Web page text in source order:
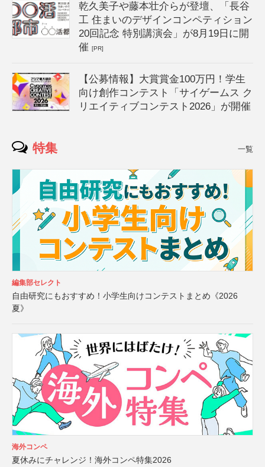
乾久美子や藤本壮介らが登壇、「長谷
工 住まいのデザインコンペティション
20回記念 特別講演会」が8月19日に開
催[PR]
【公募情報】大賞賞金100万円！学生
向け創作コンテスト「サイゲームス ク
リエイティブコンテスト2026」が開催
特集 一覧
編集部セレクト
自由研究にもおすすめ！小学生向けコンテストまとめ《2026
夏》
海外コンペ
夏休みにチャレンジ！海外コンペ特集2026